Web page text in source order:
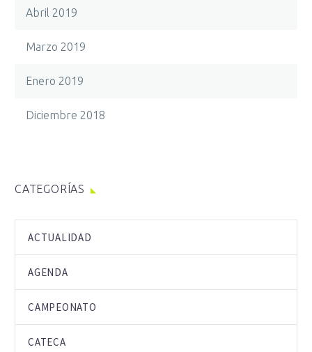
Abril 2019
Marzo 2019
Enero 2019
Diciembre 2018
CATEGORÍAS
ACTUALIDAD
AGENDA
CAMPEONATO
CATECA